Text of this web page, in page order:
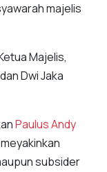
majelis
Majelis,
Dwi Jaka
Paulus Andy
subsider